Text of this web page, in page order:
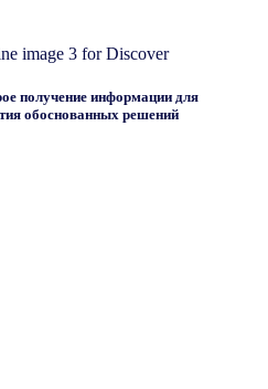
получение информации для
обоснованных решений